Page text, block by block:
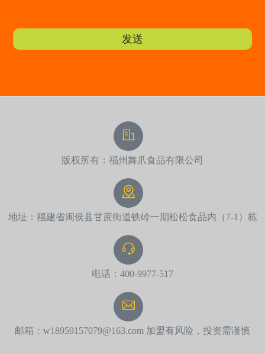
发送
版权所有：福州舞爪食品有限公司
地址：福建省闽侯县甘蔗街道铁岭一期松松食品内（7-1）栋
电话：400-9977-517
邮箱：w18959157079@163.com 加盟有风险，投资需谨慎